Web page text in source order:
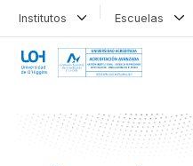
Institutos Escuelas